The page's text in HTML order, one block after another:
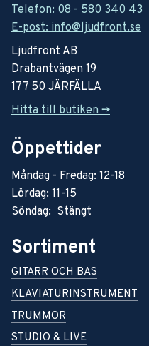
Telefon: 08 - 580 340 43
E-post: info@ljudfront.se
Ljudfront AB
Drabantvägen 19
177 50 JÄRFÄLLA
Hitta till butiken ->
Öppettider
Måndag - Fredag: 12-18
Lördag: 11-15
Söndag: Stängt
Sortiment
GITARR OCH BAS
KLAVIATURINSTRUMENT
TRUMMOR
STUDIO & LIVE